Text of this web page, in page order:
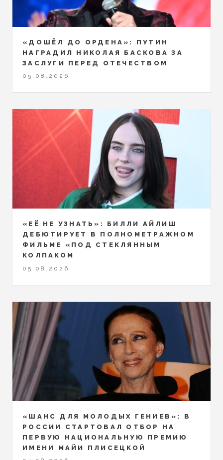
«ДОШЁЛ ДО ОРДЕНА»: ПУТИН
НАГРАДИЛ НИКОЛАЯ БАСКОВА ЗА
ЗАСЛУГИ ПЕРЕД ОТЕЧЕСТВОМ
05.08.2026
«ЕЁ НЕ УЗНАТЬ»: БИЛЛИ АЙЛИШ
ДЕБЮТИРУЕТ В ПОЛНОМЕТРАЖНОМ
ФИЛЬМЕ «ПОД СТЕКЛЯННЫМ
КОЛПАКОМ
05.08.2026
«ШАНС ДЛЯ МОЛОДЫХ ГЕНИЕВ»: В
РОССИИ СТАРТОВАЛ ОТБОР НА
ПЕРВУЮ НАЦИОНАЛЬНУЮ ПРЕМИЮ
ИМЕНИ МАЙИ ПЛИСЕЦКОЙ